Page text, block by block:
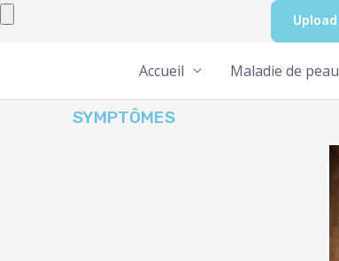
Aller
Accueil Maladie de peau
SYMPTÔMES